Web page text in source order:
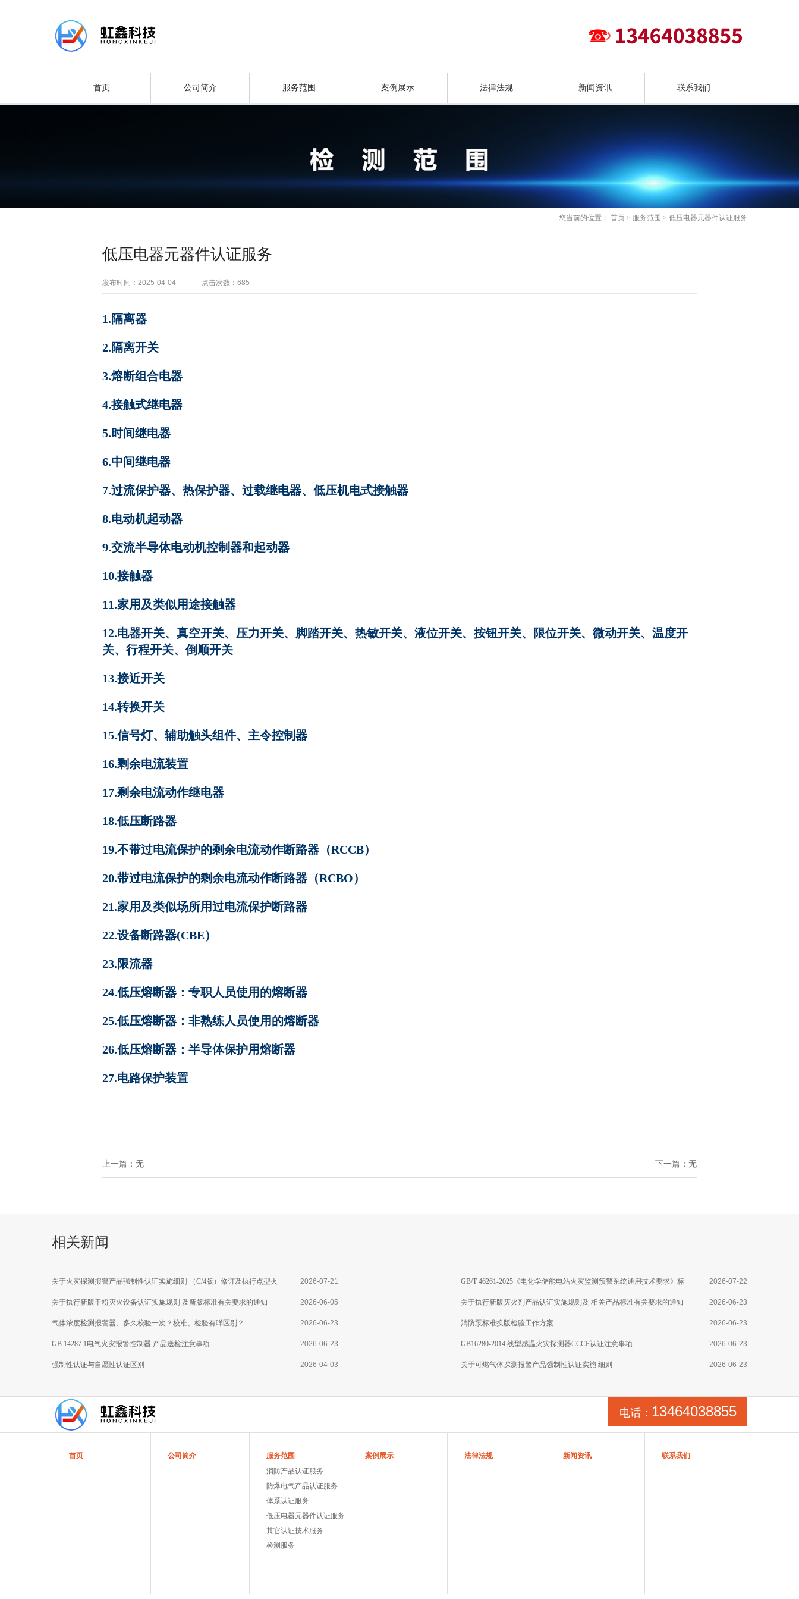
首页 公司简介 服务范围 案例展示 法律法规 新闻资讯 联系我们
您当前的位置： 首页 > 服务范围 > 低压电器元器件认证服务
低压电器元器件认证服务
发布时间：2025-04-04 点击次数：685
1.隔离器
2.隔离开关
3.熔断组合电器
4.接触式继电器
5.时间继电器
6.中间继电器
7.过流保护器、热保护器、过载继电器、低压机电式接触器
8.电动机起动器
9.交流半导体电动机控制器和起动器
10.接触器
11.家用及类似用途接触器
12.电器开关、真空开关、压力开关、脚踏开关、热敏开关、液位开关、按钮开关、限位开关、微动开关、温度开
关、行程开关、倒顺开关
13.接近开关
14.转换开关
15.信号灯、辅助触头组件、主令控制器
16.剩余电流装置
17.剩余电流动作继电器
18.低压断路器
19.不带过电流保护的剩余电流动作断路器（RCCB）
20.带过电流保护的剩余电流动作断路器（RCBO）
21.家用及类似场所用过电流保护断路器
22.设备断路器(CBE）
23.限流器
24.低压熔断器：专职人员使用的熔断器
25.低压熔断器：非熟练人员使用的熔断器
26.低压熔断器：半导体保护用熔断器
27.电路保护装置
上一篇：无 下一篇：无
相关新闻
关于火灾探测报警产品强制性认证实施细则 （C/4版）修订及执行点型火
焰探测器产品新版 国家标准有关要求的通知
2026-07-21
关于执行新版干粉灭火设备认证实施规则 及新版标准有关要求的通知 2026-06-05
气体浓度检测报警器、多久校验一次？校准、检验有咩区别？ 2026-06-23
GB 14287.1电气火灾报警控制器 产品送检注意事项 2026-06-23
强制性认证与自愿性认证区别 2026-04-03
GB/T 46261-2025《电化学储能电站火灾监测预警系统通用技术要求》标
准分析
2026-07-22
关于执行新版灭火剂产品认证实施规则及 相关产品标准有关要求的通知 2026-06-23
消防泵标准换版检验工作方案 2026-06-23
GB16280-2014 线型感温火灾探测器CCCF认证注意事项 2026-06-23
关于可燃气体探测报警产品强制性认证实施 细则 2026-06-23
电话： 13464038855
首页 公司简介
服务范围
消防产品认证服务
防爆电气产品认证服务
体系认证服务
低压电器元器件认证服务
其它认证技术服务
检测服务
案例展示 法律法规 新闻资讯 联系我们